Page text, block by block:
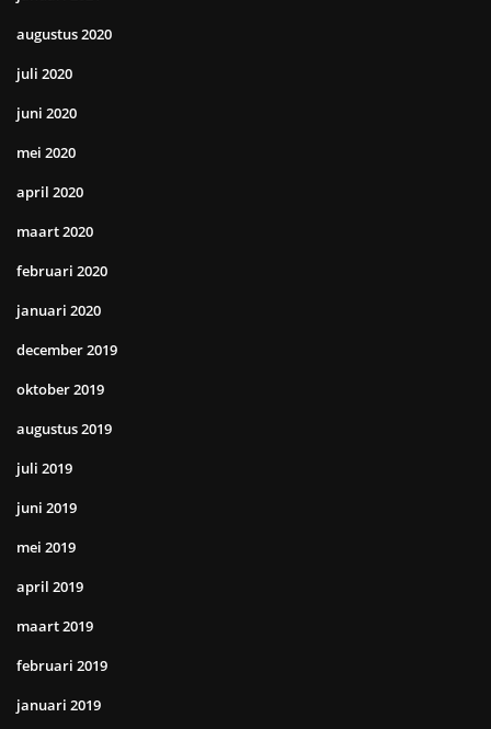
augustus 2020
juli 2020
juni 2020
mei 2020
april 2020
maart 2020
februari 2020
januari 2020
december 2019
oktober 2019
augustus 2019
juli 2019
juni 2019
mei 2019
april 2019
maart 2019
februari 2019
januari 2019